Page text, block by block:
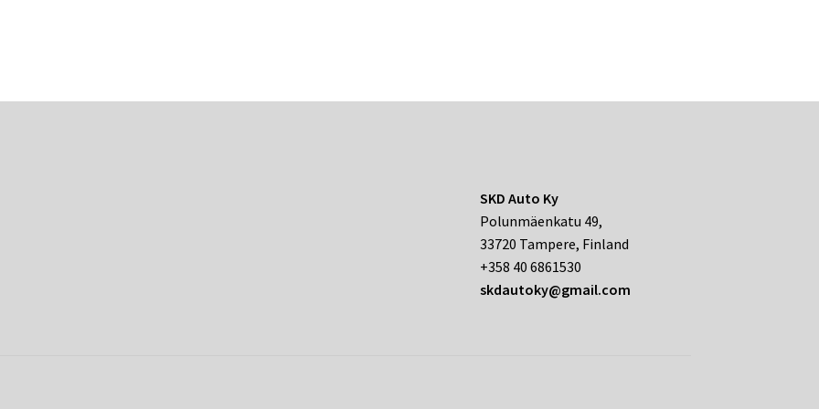
SKD Auto Ky
Polunmäenkatu 49,
33720 Tampere, Finland
+358 40 6861530
skdautoky@gmail.com